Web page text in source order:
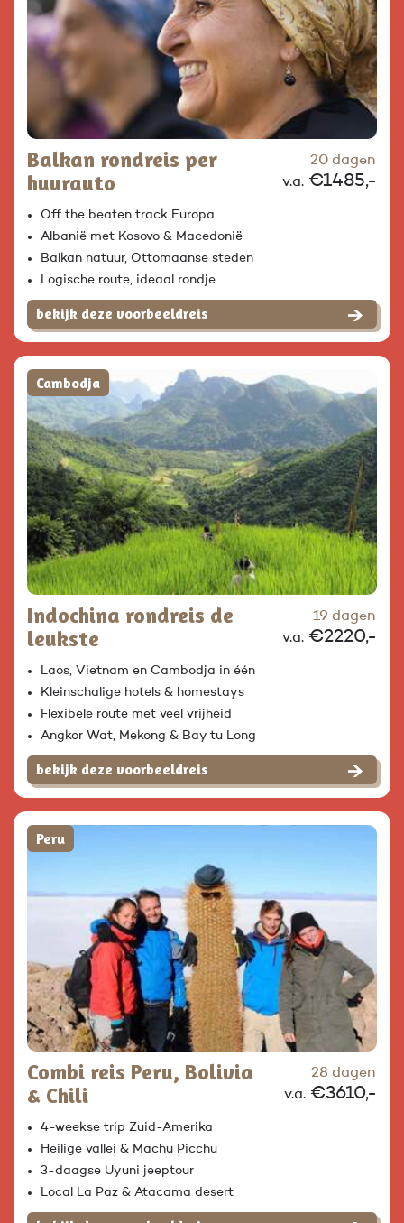
Balkan rondreis per
huurauto
20 dagen
v.a. €1485,-
Off the beaten track Europa
Albanië met Kosovo & Macedonië
Balkan natuur, Ottomaanse steden
Logische route, ideaal rondje
bekijk deze voorbeeldreis
Cambodja
Indochina rondreis de
leukste
19 dagen
v.a. €2220,-
Laos, Vietnam en Cambodja in één
Kleinschalige hotels & homestays
Flexibele route met veel vrijheid
Angkor Wat, Mekong & Bay tu Long
bekijk deze voorbeeldreis
Peru
Combi reis Peru, Bolivia
& Chili
28 dagen
v.a. €3610,-
4-weekse trip Zuid-Amerika
Heilige vallei & Machu Picchu
3-daagse Uyuni jeeptour
Local La Paz & Atacama desert